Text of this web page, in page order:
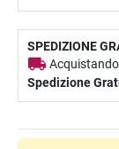
SPEDIZIONE
Spedizione